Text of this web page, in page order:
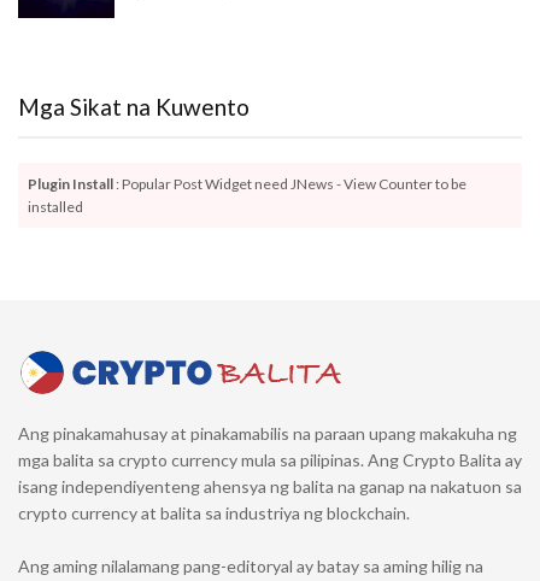
Mga Sikat na Kuwento
Plugin Install : Popular Post Widget need JNews - View Counter to be
installed
Ang pinakamahusay at pinakamabilis na paraan upang makakuha ng
mga balita sa crypto currency mula sa pilipinas. Ang Crypto Balita ay
isang independiyenteng ahensya ng balita na ganap na nakatuon sa
crypto currency at balita sa industriya ng blockchain.
Ang aming nilalamang pang-editoryal ay batay sa aming hilig na